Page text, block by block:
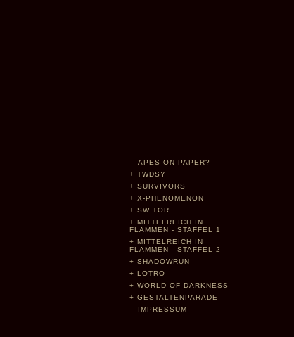
APES ON PAPER?
+ TWDSY
+ SURVIVORS
+ X-PHENOMENON
+ SW TOR
+ MITTELREICH IN
FLAMMEN - STAFFEL 1
+ MITTELREICH IN
FLAMMEN - STAFFEL 2
+ SHADOWRUN
+ LOTRO
+ WORLD OF DARKNESS
+ GESTALTENPARADE
IMPRESSUM